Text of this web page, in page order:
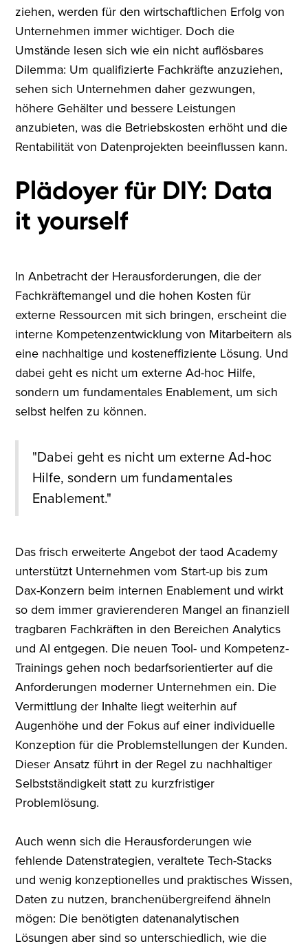
ziehen, werden für den wirtschaftlichen Erfolg von
Unternehmen immer wichtiger. Doch die
Umstände lesen sich wie ein nicht auflösbares
Dilemma: Um qualifizierte Fachkräfte anzuziehen,
sehen sich Unternehmen daher gezwungen,
höhere Gehälter und bessere Leistungen
anzubieten, was die Betriebskosten erhöht und die
Rentabilität von Datenprojekten beeinflussen kann.
Plädoyer für DIY: Data
it yourself
In Anbetracht der Herausforderungen, die der
Fachkräftemangel und die hohen Kosten für
externe Ressourcen mit sich bringen, erscheint die
interne Kompetenzentwicklung von Mitarbeitern als
eine nachhaltige und kosteneffiziente Lösung. Und
dabei geht es nicht um externe Ad-hoc Hilfe,
sondern um fundamentales Enablement, um sich
selbst helfen zu können.
"Dabei geht es nicht um externe Ad-hoc
Hilfe, sondern um fundamentales
Enablement."
Das frisch erweiterte Angebot der taod Academy
unterstützt Unternehmen vom Start-up bis zum
Dax-Konzern beim internen Enablement und wirkt
so dem immer gravierenderen Mangel an finanziell
tragbaren Fachkräften in den Bereichen Analytics
und AI entgegen. Die neuen Tool- und Kompetenz-
Trainings gehen noch bedarfsorientierter auf die
Anforderungen moderner Unternehmen ein. Die
Vermittlung der Inhalte liegt weiterhin auf
Augenhöhe und der Fokus auf einer individuelle
Konzeption für die Problemstellungen der Kunden.
Dieser Ansatz führt in der Regel zu nachhaltiger
Selbstständigkeit statt zu kurzfristiger
Problemlösung.
Auch wenn sich die Herausforderungen wie
fehlende Datenstrategien, veraltete Tech-Stacks
und wenig konzeptionelles und praktisches Wissen,
Daten zu nutzen, branchenübergreifend ähneln
mögen: Die benötigten datenanalytischen
Lösungen aber sind so unterschiedlich, wie die